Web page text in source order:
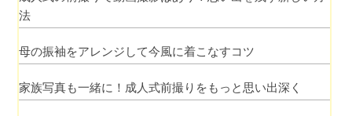
法
母の振袖をアレンジして今風に着こなすコツ
家族写真も一緒に！成人式前撮りをもっと思い出深く